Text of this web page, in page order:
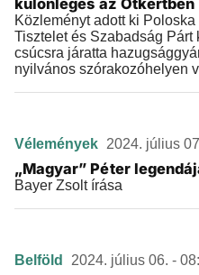
különleges az Ötkertben
Közleményt adott ki
Tisztelet és Szabadság Párt
csúcsra járatta
nyilvános szórakozóhelyen
Vélemények 2024. július
„Magyar” Péter
Bayer Zsolt írása
Belföld 2024. július 06. -